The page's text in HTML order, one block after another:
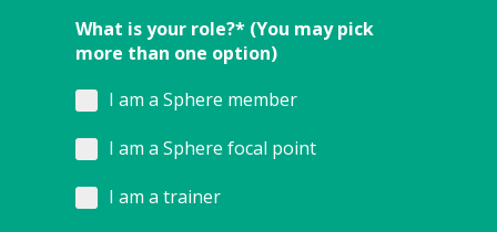
What is your role?* (You may pick
more than one option)
I am a Sphere member
I am a Sphere focal point
I am a trainer